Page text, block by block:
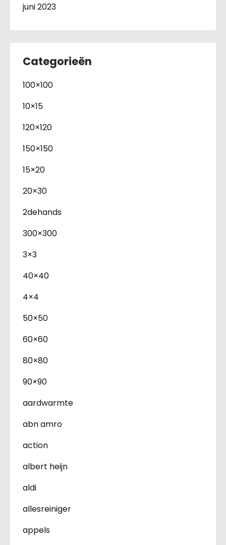
juni 2023
Categorieën
100×100
10×15
120×120
150×150
15×20
20×30
2dehands
300×300
3×3
40×40
4×4
50×50
60×60
80×80
90×90
aardwarmte
abn amro
action
albert heijn
aldi
allesreiniger
appels